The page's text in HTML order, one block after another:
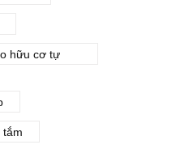
hữu cơ tự
tắm